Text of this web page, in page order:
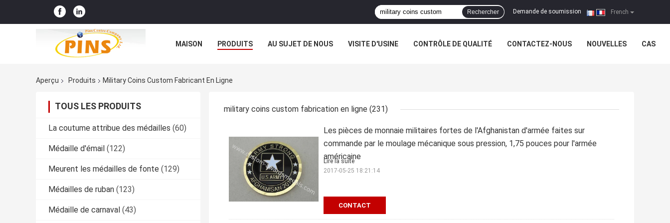
French
Demande de soumission |
Rechercher
MAISON PRODUITS AU SUJET DE NOUS VISITE D'USINE CONTRÔLE DE QUALITÉ CONTACTEZ-NOUS NOUVELLES CAS
Aperçu Produits Military Coins Custom Fabricant En Ligne
TOUS LES PRODUITS
La coutume attribue des médailles (60)
Médaille d'émail (122)
Meurent les médailles de fonte (129)
Médailles de ruban (123)
Médaille de carnaval (43)
military coins custom fabrication en ligne (231)
Les pièces de monnaie militaires fortes de l'Afghanistan d'armée faites sur
commande par le moulage mécanique sous pression, 1,75 pouces pour l'armée
américaine
CONTACT
Lire la suite
2017-05-25 18:21:14